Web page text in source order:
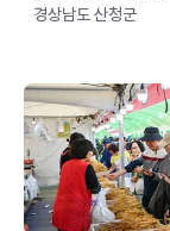
경상남도 산청군